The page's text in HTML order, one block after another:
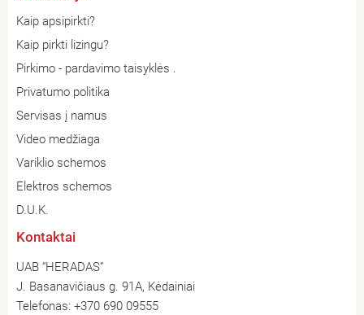
Kaip apsipirkti?
Kaip pirkti lizingu?
Pirkimo - pardavimo taisyklės .
Privatumo politika
Servisas į namus
Video medžiaga
Variklio schemos
Elektros schemos
D.U.K.
Kontaktai
UAB “HERADAS”
J. Basanavičiaus g. 91A, Kėdainiai
Telefonas: +370 690 09555